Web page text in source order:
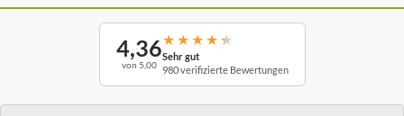
4,36
von 5,00
★ ★ ★ ★ ★
Sehr gut
980 verifizierte Bewertungen